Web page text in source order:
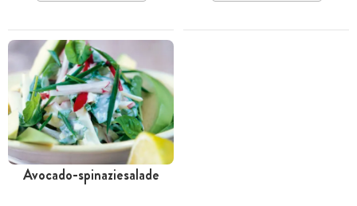
Avocado-spinaziesalade